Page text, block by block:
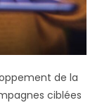
de la
ciblées